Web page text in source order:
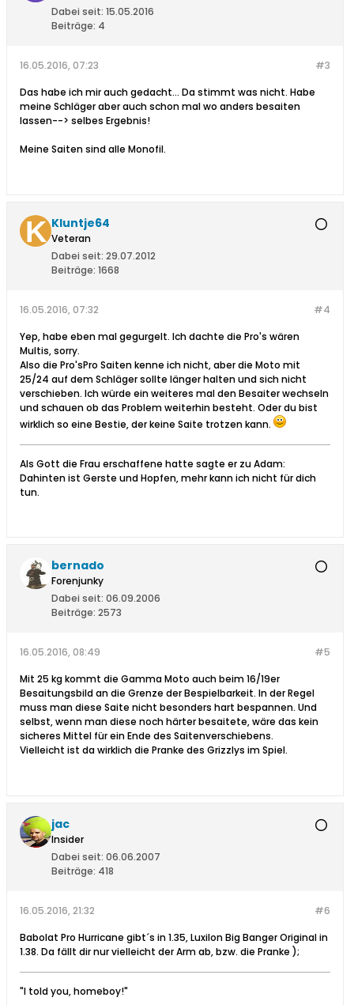
Dabei seit: 15.05.2016
Beiträge: 4
#3
16.05.2016, 07:23
Das habe ich mir auch gedacht... Da stimmt was nicht. Habe
meine Schläger aber auch schon mal wo anders besaiten
lassen--> selbes Ergebnis!
Meine Saiten sind alle Monofil.
Kluntje64
Veteran
Dabei seit: 29.07.2012
Beiträge: 1668
#4
16.05.2016, 07:32
Yep, habe eben mal gegurgelt. Ich dachte die Pro's wären
Multis, sorry.
Also die Pro'sPro Saiten kenne ich nicht, aber die Moto mit
25/24 auf dem Schläger sollte länger halten und sich nicht
verschieben. Ich würde ein weiteres mal den Besaiter wechseln
und schauen ob das Problem weiterhin besteht. Oder du bist
wirklich so eine Bestie, der keine Saite trotzen kann.
Als Gott die Frau erschaffene hatte sagte er zu Adam:
Dahinten ist Gerste und Hopfen, mehr kann ich nicht für dich
tun.
bernado
Forenjunky
Dabei seit: 06.09.2006
Beiträge: 2573
#5
16.05.2016, 08:49
Mit 25 kg kommt die Gamma Moto auch beim 16/19er
Besaitungsbild an die Grenze der Bespielbarkeit. In der Regel
muss man diese Saite nicht besonders hart bespannen. Und
selbst, wenn man diese noch härter besaitete, wäre das kein
sicheres Mittel für ein Ende des Saitenverschiebens.
Vielleicht ist da wirklich die Pranke des Grizzlys im Spiel.
jac
Insider
Dabei seit: 06.06.2007
Beiträge: 418
#6
16.05.2016, 21:32
Babolat Pro Hurricane gibt´s in 1.35, Luxilon Big Banger Original in
1.38. Da fällt dir nur vielleicht der Arm ab, bzw. die Pranke );
"I told you, homeboy!"